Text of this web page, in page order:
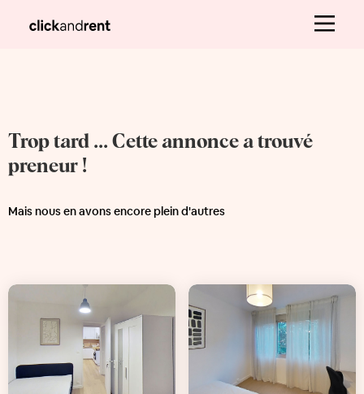
Trop tard ... Cette annonce a trouvé
preneur !
Mais nous en avons encore plein d'autres